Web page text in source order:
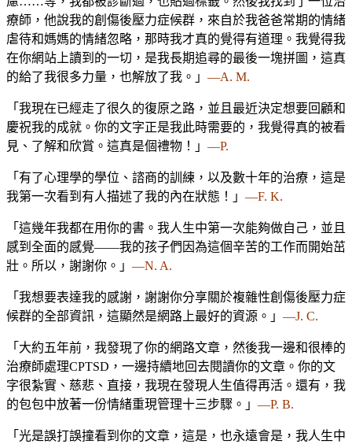
療師，他說我的創傷後壓力症候群，來自於我爸爸常期的情緒
虐待和媽媽的情緒忽略，那時我才真的覺得有道理。我覺得我
在你網站上讀到的一切，是我長期追尋的最後一塊拼圖，這真
的給了我很多力量，也解放了我。」 —A. M.
「我現在已經走了很久的復原之路，並且最近決定想要回顧和
慶祝我的成就。你的文字正是我此時需要的，我覺得真的被看
見、了解和欣賞。這真是個禮物！」 —P.
「有了心理學的學位、諮商的訓練，以及數十年的治療，這是
我第一次看到有人描述了我的內在狀態！」 —F. K.
「這幾年我都在用你的書。我人生中第一次能夠做自己，並且
感到全面的感覺——我的孩子們因為這個辛苦的工作而開始茁
壯。所以，謝謝你。」 —N. A.
「我想要表達我的感謝，謝謝你分享關於複雜性創傷後壓力症
候群的全部資訊，這顯然是網路上最好的資源。」 —J. C.
「大約五年前，我發現了你的網路文章，然後我一邊和很棒的
治療師處理CPTSD，一邊持續地回去閱讀你的文章。你的文
字很紮實、慈悲、直接，我現在發現人生值得再活。還有，我
的包包中放著一份情緒重現管理十三步驟。」 —P. B.
「光是誤打誤撞看到你的文章，這是，也永遠會是，我人生中